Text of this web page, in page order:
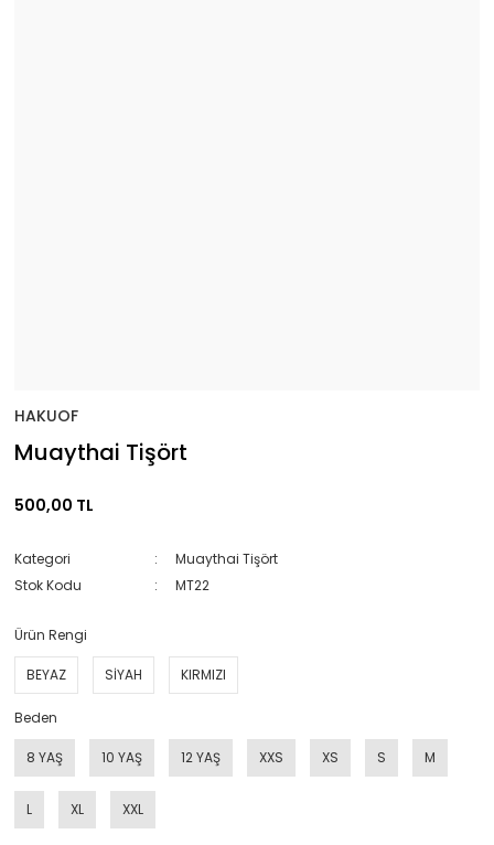
HAKUOF
Muaythai Tişört
500,00 TL
Kategori
Muaythai Tişört
Stok Kodu
MT22
Ürün Rengi
BEYAZ SİYAH KIRMIZI
Beden
8 YAŞ 10 YAŞ 12 YAŞ XXS XS S M
L XL XXL